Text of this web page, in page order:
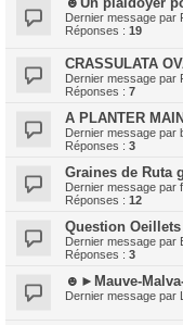
Dernier message par
Réponses : 19
CRASSULATA
Dernier message par
Réponses : 7
A PLANTER
Dernier message par
Réponses : 3
Graines de Ruta
Dernier message par
Réponses : 12
Question
Dernier message par
Réponses : 3
☻►Mauve-
Dernier message par